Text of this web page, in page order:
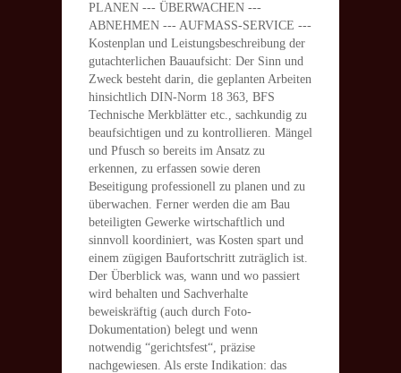
PLANEN --- ÜBERWACHEN ---
ABNEHMEN --- AUFMASS-SERVICE ---
Kostenplan und Leistungsbeschreibung der
gutachterlichen Bauaufsicht: Der Sinn und
Zweck besteht darin, die geplanten Arbeiten
hinsichtlich DIN-Norm 18 363, BFS
Technische Merkblätter etc., sachkundig zu
beaufsichtigen und zu kontrollieren. Mängel
und Pfusch so bereits im Ansatz zu
erkennen, zu erfassen sowie deren
Beseitigung professionell zu planen und zu
überwachen. Ferner werden die am Bau
beteiligten Gewerke wirtschaftlich und
sinnvoll koordiniert, was Kosten spart und
einem zügigen Baufortschritt zuträglich ist.
Der Überblick was, wann und wo passiert
wird behalten und Sachverhalte
beweiskräftig (auch durch Foto-
Dokumentation) belegt und wenn
notwendig “gerichtsfest“, präzise
nachgewiesen. Als erste Indikation: das